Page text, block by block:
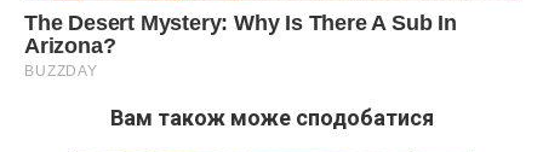
Вам також може сподобатися